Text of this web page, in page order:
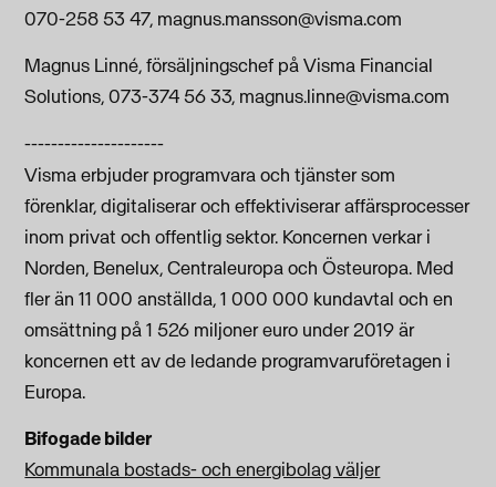
070-258 53 47, magnus.mansson@visma.com
Magnus Linné, försäljningschef på Visma Financial
Solutions, 073-374 56 33, magnus.linne@visma.com
---------------------
Visma erbjuder programvara och tjänster som
förenklar, digitaliserar och effektiviserar affärsprocesser
inom privat och offentlig sektor. Koncernen verkar i
Norden, Benelux, Centraleuropa och Östeuropa. Med
fler än 11 000 anställda, 1 000 000 kundavtal och en
omsättning på 1 526 miljoner euro under 2019 är
koncernen ett av de ledande programvaruföretagen i
Europa.
Bifogade bilder
Kommunala bostads- och energibolag väljer